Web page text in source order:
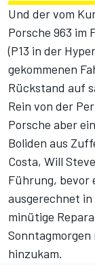
Und der vom
Porsche 963 im
(P13 in der
gekommenen
Rückstand auf
Rein von der
Porsche aber
Boliden aus
Costa, Will
Führung, bevor
ausgerechnet
minütige
Sonntagmorgen
hinzukam.